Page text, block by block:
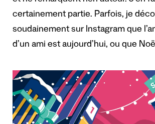
certainement partie. Parfois, je
soudainement sur Instagram que
d’un ami est aujourd’hui, ou que